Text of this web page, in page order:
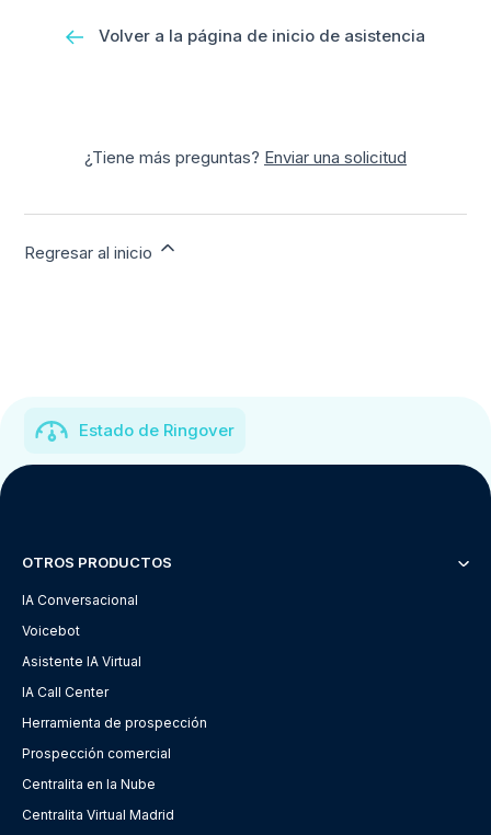
Volver a la página de inicio de asistencia
¿Tiene más preguntas? Enviar una solicitud
Regresar al inicio
Estado de Ringover
OTROS PRODUCTOS
IA Conversacional
Voicebot
Asistente IA Virtual
IA Call Center
Herramienta de prospección
Prospección comercial
Centralita en la Nube
Centralita Virtual Madrid